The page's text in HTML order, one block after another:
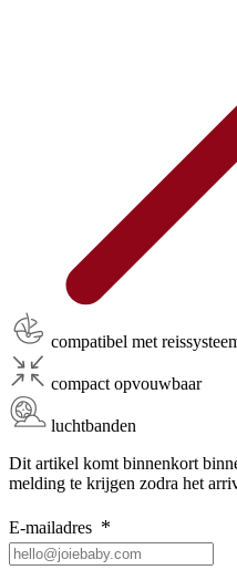
compatibel met
compact opvouwbaar
luchtbanden
Dit artikel komt binnenkort
melding te krijgen zodra het
E-mailadres